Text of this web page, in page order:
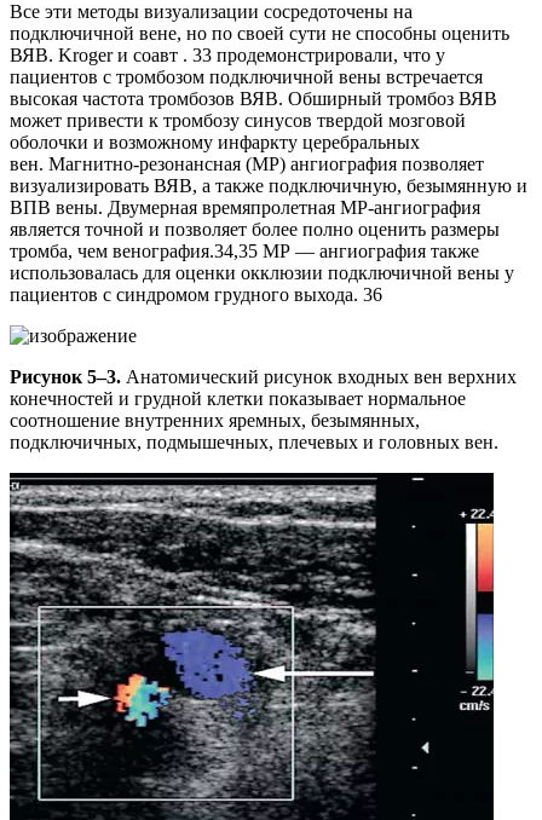
Все эти методы визуализации сосредоточены на
подключичной вене, но по своей сути не способны оценить
ВЯВ. Kroger и соавт . 33 продемонстрировали, что у
пациентов с тромбозом подключичной вены встречается
высокая частота тромбозов ВЯВ. Обширный тромбоз ВЯВ
может привести к тромбозу синусов твердой мозговой
оболочки и возможному инфаркту церебральных
вен. Магнитно-резонансная (МР) ангиография позволяет
визуализировать ВЯВ, а также подключичную, безымянную и
ВПВ вены. Двумерная времяпролетная МР-ангиография
является точной и позволяет более полно оценить размеры
тромба, чем венография.34,35 МР — ангиография также
использовалась для оценки окклюзии подключичной вены у
пациентов с синдромом грудного выхода. 36
Рисунок 5–3. Анатомический рисунок входных вен верхних
конечностей и грудной клетки показывает нормальное
соотношение внутренних яремных, безымянных,
подключичных, подмышечных, плечевых и головных вен.